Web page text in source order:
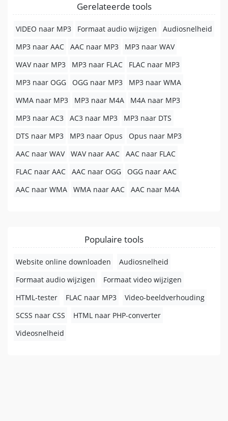
Gerelateerde tools
VIDEO naar MP3 Formaat audio wijzigen
Audiosnelheid
MP3 naar AAC
AAC naar MP3
MP3 naar WAV
WAV naar MP3
MP3 naar FLAC
FLAC naar MP3
MP3 naar OGG
OGG naar MP3
MP3 naar WMA
WMA naar MP3
MP3 naar M4A
M4A naar MP3
MP3 naar AC3
AC3 naar MP3
MP3 naar DTS
DTS naar MP3
MP3 naar Opus
Opus naar MP3
AAC naar WAV
WAV naar AAC
AAC naar FLAC
FLAC naar AAC
AAC naar OGG
OGG naar AAC
AAC naar WMA
WMA naar AAC AAC naar M4A
Populaire tools
Website online downloaden
Audiosnelheid
Formaat audio wijzigen
Formaat video wijzigen
HTML-tester
FLAC naar MP3
Video-beeldverhouding
SCSS naar CSS
HTML naar PHP-converter
Videosnelheid